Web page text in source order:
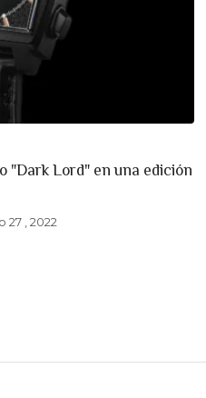
"Dark Lord" en una edición
27 , 2022